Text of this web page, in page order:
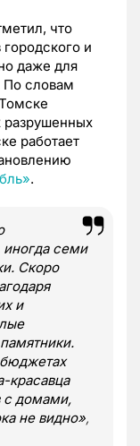
что
и
даже для
По словам
разрушенных
работает
.
иногда семи
Скоро
и
красавца
с домами,
не видно»,